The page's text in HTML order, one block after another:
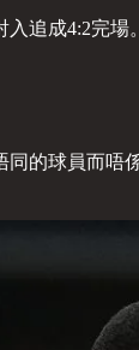
追成4:2完場。
同的球員而唔